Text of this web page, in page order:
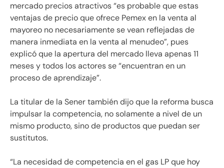
mercado precios atractivos “es probable que estas
ventajas de precio que ofrece Pemex en la venta al
mayoreo no necesariamente se vean reflejadas de
manera inmediata en la venta al menudeo”, pues
explicó que la apertura del mercado lleva apenas 11
meses y todos los actores se “encuentran en un
proceso de aprendizaje”.
La titular de la Sener también dijo que la reforma busca
impulsar la competencia, no solamente a nivel de un
mismo producto, sino de productos que puedan ser
sustitutos.
“La necesidad de competencia en el gas LP que hoy